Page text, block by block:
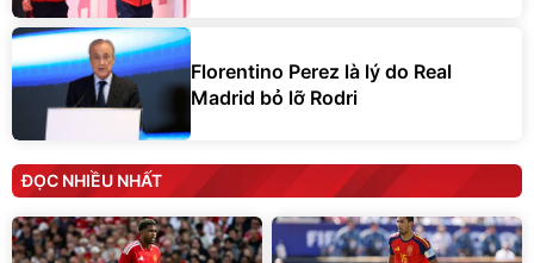
Florentino Perez là lý do Real
Madrid bỏ lỡ Rodri
ĐỌC NHIỀU NHẤT